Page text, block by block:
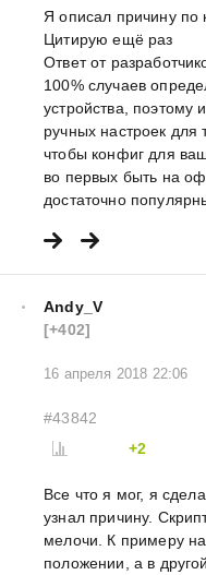
Я описал причину по
Цитирую ещё раз
Ответ от
100% случаев
устройства, поэтому
ручных настроек для
чтобы конфиг для
во первых быть на
достаточно
Andy_V
[+402]
16 апреля 2018 22:06
#43842
+2
Все что я мог, я
узнал причину.
мелочи. К примеру
положении, а в